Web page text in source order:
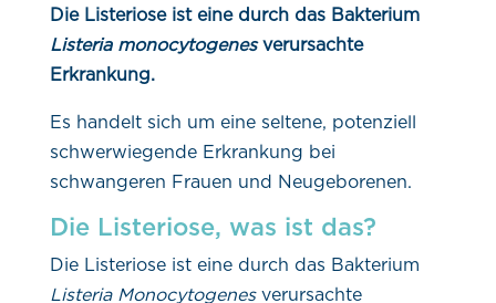
Die Listeriose ist eine durch das Bakterium
Listeria monocytogenesverursachte
Erkrankung.
Es handelt sich um eine seltene, potenziell
schwerwiegende Erkrankung bei
schwangeren Frauen und Neugeborenen.
Die Listeriose, was ist das?
Die Listeriose ist eine durch das Bakterium
Listeria Monocytogenesverursachte